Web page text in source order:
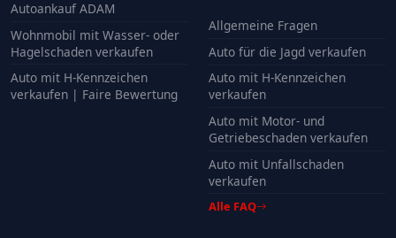
Autoankauf ADAM
Wohnmobil mit Wasser- oder
Hagelschaden verkaufen
Auto mit H-Kennzeichen
verkaufen | Faire Bewertung
Allgemeine Fragen
Auto für die Jagd verkaufen
Auto mit H-Kennzeichen
verkaufen
Auto mit Motor- und
Getriebeschaden verkaufen
Auto mit Unfallschaden
verkaufen
Alle FAQ